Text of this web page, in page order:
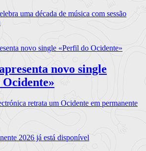
uma década de música com sessão
novo single
retrata um Ocidente em permanente